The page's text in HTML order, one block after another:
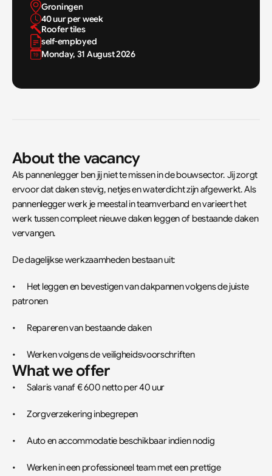
Groningen
40 uur per week
Roofer tiles
self-employed
Monday, 31 August 2026
About the vacancy
Als pannenlegger ben jij niet te missen in de bouwsector. Jij zorgt
ervoor dat daken stevig, netjes en waterdicht zijn afgewerkt. Als
pannenlegger werk je meestal in teamverband en varieert het
werk tussen compleet nieuwe daken leggen of bestaande daken
vervangen.
De dagelijkse werkzaamheden bestaan uit:
•	Het leggen en bevestigen van dakpannen volgens de juiste
patronen
•	Repareren van bestaande daken
•	Werken volgens de veiligheidsvoorschriften
What we offer
•	Salaris vanaf € 600 netto per 40 uur
•	Zorgverzekering inbegrepen
•	Auto en accommodatie beschikbaar indien nodig
•	Werken in een professioneel team met een prettige